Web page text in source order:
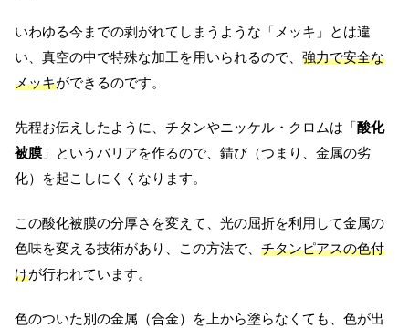
いわゆる今までの剥がれてしまうような「メッキ」とは違
い、真空の中で特殊な加工を用いられるので、 強力で安全な
メッキができるのです。
先程お伝えしたように、チタンやニッケル・クロムは「酸化
被膜 」というバリアを作るので、錆び（つまり、金属の劣
化）を起こしにくくなります。
この酸化被膜の分厚さを変えて、光の屈折を利用して金属の
色味を変える技術があり、この方法で、 チタンピアスの色付
けが行われています。
色のついた別の金属（合金）を上から塗らなくても、色が出